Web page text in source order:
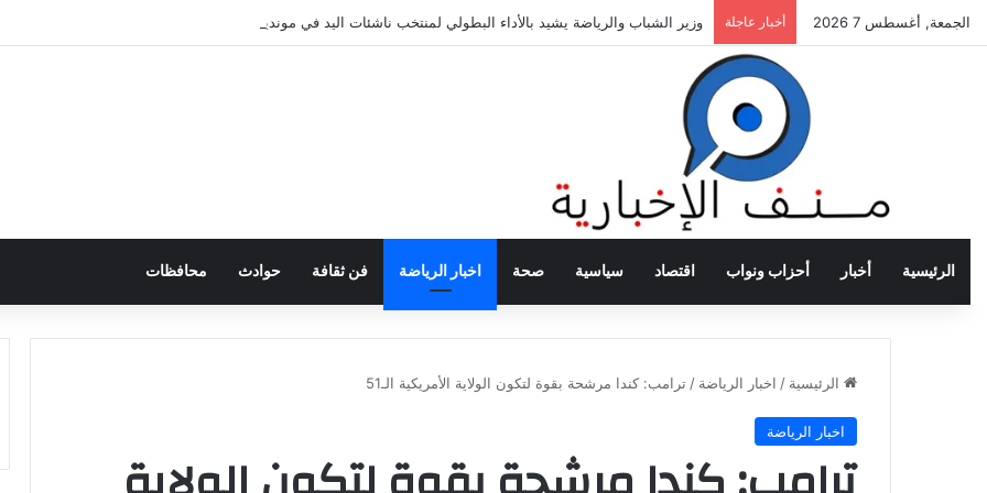
الجمعة, أغسطس 7 2026 أخبار عاجلة وزير الشباب والرياضة يشيد بالأداء البطولي لمنتخب ناشئات اليد في مونديال العالم
الرئيسية أخبار أحزاب ونواب اقتصاد سياسية صحة اخبار الرياضة فن ثقافة حوادث محافظات
الرئيسية / اخبار الرياضة / ترامب: كندا مرشحة بقوة لتكون الولاية الأمريكية الـ51
اخبار الرياضة